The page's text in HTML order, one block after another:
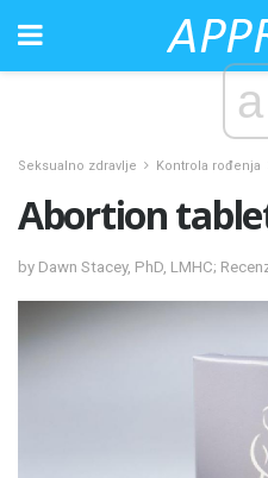
Seksualno zdravlje Kontrola rođenja
Abortion
by Dawn Stacey, PhD, LMHC;